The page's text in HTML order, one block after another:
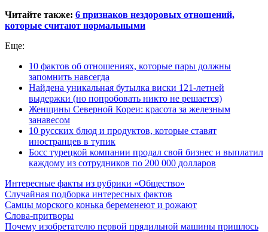
Читайте также: 6 признаков нездоровых отношений,
которые считают нормальными
Еще:
10 фактов об отношениях, которые пары должны
запомнить навсегда
Найдена уникальная бутылка виски 121-летней
выдержки (но попробовать никто не решается)
Женщины Северной Кореи: красота за железным
занавесом
10 русских блюд и продуктов, которые ставят
иностранцев в тупик
Босс турецкой компании продал свой бизнес и выплатил
каждому из сотрудников по 200 000 долларов
Интересные факты из рубрики «Общество»
Случайная подборка интересных фактов
Самцы морского конька беременеют и рожают
Слова-притворы
Почему изобретателю первой прядильной машины пришлось